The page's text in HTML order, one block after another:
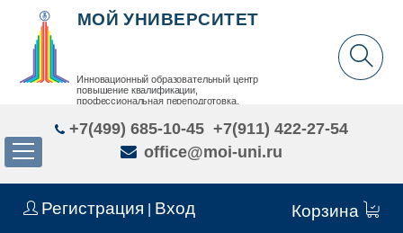
Регистрация Вход Корзина
МОЙ УНИВЕРСИТЕТ
Инновационный образовательный центр
повышение квалификации,
профессиональная переподготовка,
+7(499) 685-10-45 +7(911) 422-27-54
office@moi-uni.ru